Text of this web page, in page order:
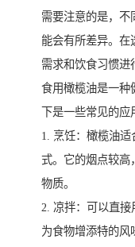
需要注意的是，不
能会有所差异。在
需求和饮食习惯进
食用橄榄油是一种
下是一些常见的应
1. 烹饪：橄榄油
式。它的烟点较高
物质。
2. 凉拌：可以直
为食物增添特的风